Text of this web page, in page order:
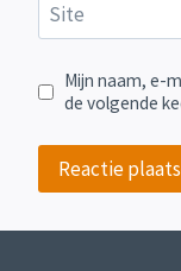
Site
Mijn naam, e-
de volgende